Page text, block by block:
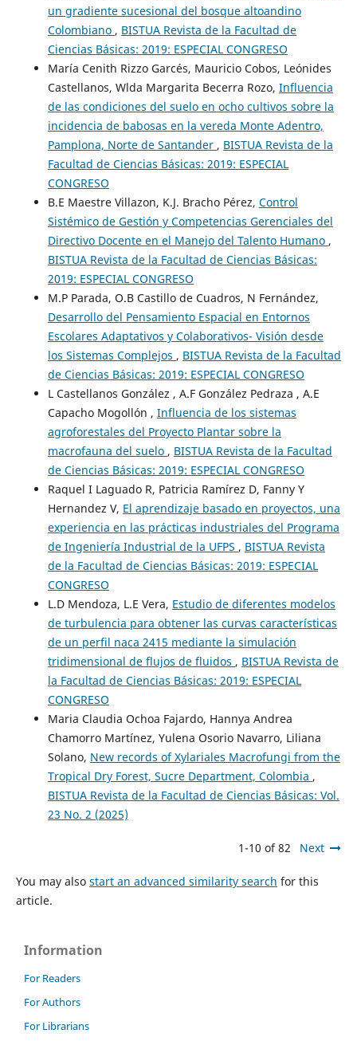
un gradiente sucesional del bosque altoandino
Colombiano , BISTUA Revista de la Facultad de
Ciencias Básicas: 2019: ESPECIAL CONGRESO
María Cenith Rizzo Garcés, Mauricio Cobos, Leónides
Castellanos, Wlda Margarita Becerra Rozo, Influencia
de las condiciones del suelo en ocho cultivos sobre la
incidencia de babosas en la vereda Monte Adentro,
Pamplona, Norte de Santander , BISTUA Revista de la
Facultad de Ciencias Básicas: 2019: ESPECIAL
CONGRESO
B.E Maestre Villazon, K.J. Bracho Pérez, Control
Sistémico de Gestión y Competencias Gerenciales del
Directivo Docente en el Manejo del Talento Humano ,
BISTUA Revista de la Facultad de Ciencias Básicas:
2019: ESPECIAL CONGRESO
M.P Parada, O.B Castillo de Cuadros, N Fernández,
Desarrollo del Pensamiento Espacial en Entornos
Escolares Adaptativos y Colaborativos- Visión desde
los Sistemas Complejos , BISTUA Revista de la Facultad
de Ciencias Básicas: 2019: ESPECIAL CONGRESO
L Castellanos González , A.F González Pedraza , A.E
Capacho Mogollón , Influencia de los sistemas
agroforestales del Proyecto Plantar sobre la
macrofauna del suelo , BISTUA Revista de la Facultad
de Ciencias Básicas: 2019: ESPECIAL CONGRESO
Raquel I Laguado R, Patricia Ramírez D, Fanny Y
Hernandez V, El aprendizaje basado en proyectos, una
experiencia en las prácticas industriales del Programa
de Ingeniería Industrial de la UFPS , BISTUA Revista
de la Facultad de Ciencias Básicas: 2019: ESPECIAL
CONGRESO
L.D Mendoza, L.E Vera, Estudio de diferentes modelos
de turbulencia para obtener las curvas características
de un perfil naca 2415 mediante la simulación
tridimensional de flujos de fluidos , BISTUA Revista de
la Facultad de Ciencias Básicas: 2019: ESPECIAL
CONGRESO
Maria Claudia Ochoa Fajardo, Hannya Andrea
Chamorro Martínez, Yulena Osorio Navarro, Liliana
Solano, New records of Xylariales Macrofungi from the
Tropical Dry Forest, Sucre Department, Colombia ,
BISTUA Revista de la Facultad de Ciencias Básicas: Vol.
23 No. 2 (2025)
1-10 of 82 Next
You may also start an advanced similarity search for this
article.
Information
For Readers
For Authors
For Librarians